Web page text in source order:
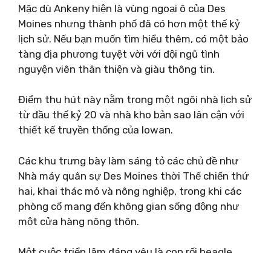
Mặc dù Ankeny hiện là vùng ngoại ô của Des
Moines nhưng thành phố đã có hơn một thế kỷ
lịch sử. Nếu bạn muốn tìm hiểu thêm, có một bảo
tàng địa phương tuyệt vời với đội ngũ tình
nguyện viên thân thiện và giàu thông tin.
Điểm thu hút này nằm trong một ngôi nhà lịch sử
từ đầu thế kỷ 20 và nhà kho bản sao lân cận với
thiết kế truyền thống của Iowan.
Các khu trưng bày làm sáng tỏ các chủ đề như
Nhà máy quân sự Des Moines thời Thế chiến thứ
hai, khai thác mỏ và nông nghiệp, trong khi các
phòng cổ mang đến không gian sống động như
một cửa hàng nông thôn.